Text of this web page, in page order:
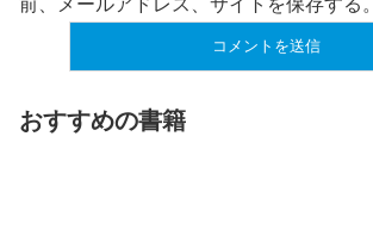
前、メールアドレス、サイトを保存する。
おすすめの書籍